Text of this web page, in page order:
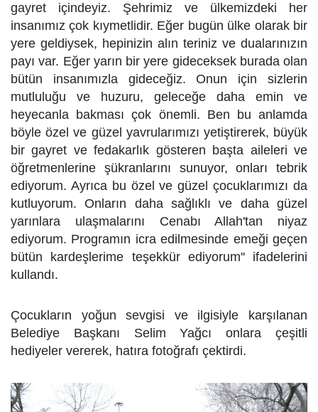
gayret içindeyiz. Şehrimiz ve ülkemizdeki her
insanımız çok kıymetlidir. Eğer bugün ülke olarak bir
yere geldiysek, hepinizin alın teriniz ve dualarınızın
payı var. Eğer yarın bir yere gideceksek burada olan
bütün insanımızla gideceğiz. Onun için sizlerin
mutluluğu ve huzuru, geleceğe daha emin ve
heyecanla bakması çok önemli. Ben bu anlamda
böyle özel ve güzel yavrularımızı yetiştirerek, büyük
bir gayret ve fedakarlık gösteren başta aileleri ve
öğretmenlerine şükranlarını sunuyor, onları tebrik
ediyorum. Ayrıca bu özel ve güzel çocuklarımızı da
kutluyorum. Onların daha sağlıklı ve daha güzel
yarınlara ulaşmalarını Cenabı Allah'tan niyaz
ediyorum. Programın icra edilmesinde emeği geçen
bütün kardeşlerime teşekkür ediyorum'' ifadelerini
kullandı.
Çocukların yoğun sevgisi ve ilgisiyle karşılanan
Belediye Başkanı Selim Yağcı onlara çeşitli
hediyeler vererek, hatıra fotoğrafı çektirdi.